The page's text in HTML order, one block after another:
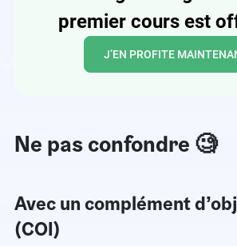
premier cours est
J’EN PROFITE
Ne pas confondre 🧐
Avec un complément
(COI)